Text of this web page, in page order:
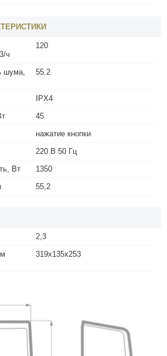
ч
120
шума,
55.2
IPX4
45
нажатие кнопки
220 В 50 Гц
Вт
1350
55,2
2,3
319x135x253